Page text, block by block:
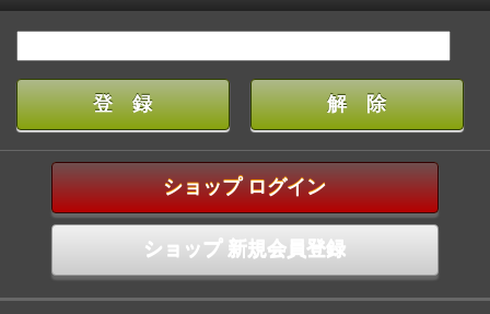
ショップ ログイン
ショップ 新規会員登録